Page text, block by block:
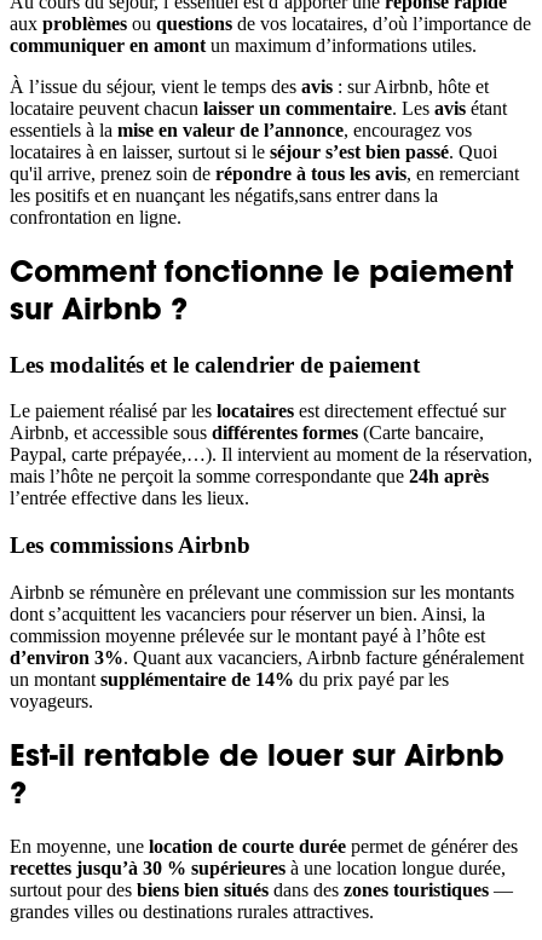
aux problèmes ou questions de vos locataires, d’où l’importance de
communiquer en amont un maximum d’informations utiles.
À l’issue du séjour, vient le temps des avis : sur Airbnb, hôte et
locataire peuvent chacun laisser un commentaire. Les avis étant
essentiels à la mise en valeur de l’annonce, encouragez vos
locataires à en laisser, surtout si le séjour s’est bien passé. Quoi
qu'il arrive, prenez soin de répondre à tous les avis, en remerciant
les positifs et en nuançant les négatifs,sans entrer dans la
confrontation en ligne.
Comment fonctionne le paiement
sur Airbnb ?
Les modalités et le calendrier de paiement
Le paiement réalisé par les locataires est directement effectué sur
Airbnb, et accessible sous différentes formes (Carte bancaire,
Paypal, carte prépayée,…). Il intervient au moment de la réservation,
mais l’hôte ne perçoit la somme correspondante que 24h après
l’entrée effective dans les lieux.
Les commissions Airbnb
Airbnb se rémunère en prélevant une commission sur les montants
dont s’acquittent les vacanciers pour réserver un bien. Ainsi, la
commission moyenne prélevée sur le montant payé à l’hôte est
d’environ 3%. Quant aux vacanciers, Airbnb facture généralement
un montant supplémentaire de 14% du prix payé par les
voyageurs.
Est-il rentable de louer sur Airbnb
?
En moyenne, une location de courte durée permet de générer des
recettes jusqu’à 30 % supérieures à une location longue durée,
surtout pour des biens bien situés dans des zones touristiques —
grandes villes ou destinations rurales attractives.